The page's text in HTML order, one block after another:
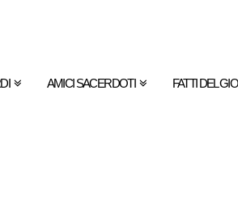
AMICI SACERDOTI FATTI DEL